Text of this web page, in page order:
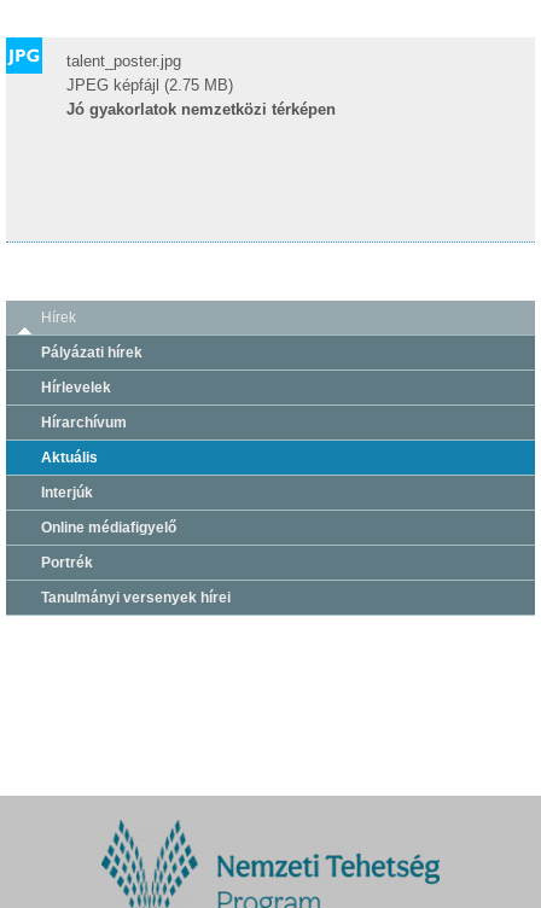
talent_poster.jpg
JPEG képfájl (2.75 MB)
Jó gyakorlatok nemzetközi térképen
Hírek
Pályázati hírek
Hírlevelek
Hírarchívum
Aktuális
Interjúk
Online médiafigyelő
Portrék
Tanulmányi versenyek hírei